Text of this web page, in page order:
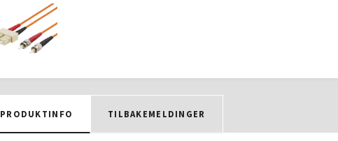
PRODUKTINFO TILBAKEMELDINGER